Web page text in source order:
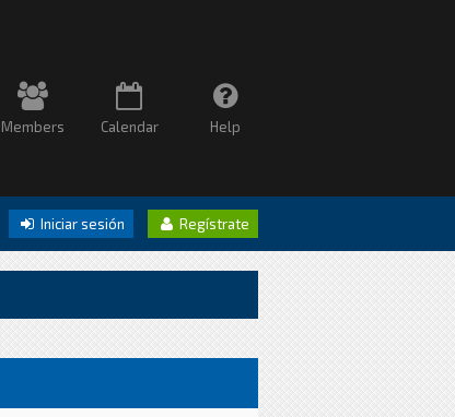
Members Calendar Help
Iniciar sesión Regístrate